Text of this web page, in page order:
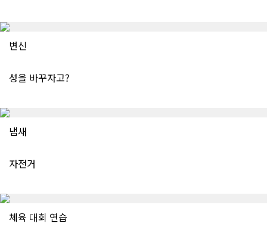
변신
성을 바꾸자고?
냄새
자전거
체육 대회 연습